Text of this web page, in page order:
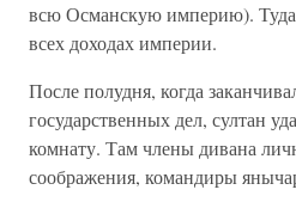
всю Османскую империю). Туда
всех доходах империи.
После полудня, когда
государственных дел, султан
комнату. Там члены дивана
соображения, командиры